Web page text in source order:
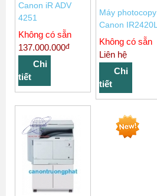
Canon iR ADV
4251
Không có sẵn
137.000.000đ
Chi
tiết
Máy photocopy
Canon IR2420L
Không có sẵn
Liên hệ
Chi
tiết